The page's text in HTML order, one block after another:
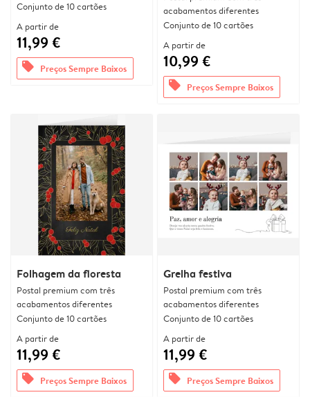
Conjunto de 10 cartões
A partir de
11,99 €
offers Preços Sempre Baixos
acabamentos diferentes
Conjunto de 10 cartões
A partir de
10,99 €
offers Preços Sempre Baixos
Folhagem da floresta
Postal premium com três
acabamentos diferentes
Conjunto de 10 cartões
A partir de
11,99 €
offers Preços Sempre Baixos
Grelha festiva
Postal premium com três
acabamentos diferentes
Conjunto de 10 cartões
A partir de
11,99 €
offers Preços Sempre Baixos